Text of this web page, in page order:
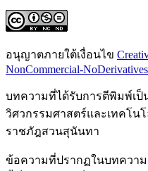
อนุญาตภายใต้เงื่อนไข
NonCommercial-
บทความที่ได้รับการตีพิมพ์เ
วิศวกรรมศาสตร์และเทคโน
ราชภัฎสวนสุนันทา
ข้อความที่ปรากฏในบทความ